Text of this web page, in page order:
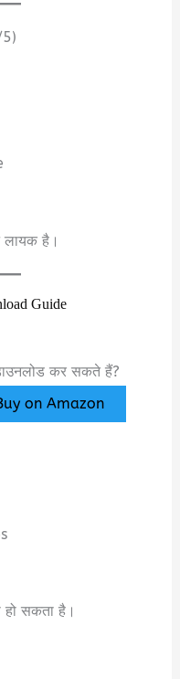
5)
लायक है।
Guide
कर सकते हैं?
on Amazon
सकता है।